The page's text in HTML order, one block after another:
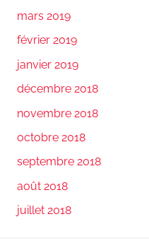
mars 2019
février 2019
janvier 2019
décembre 2018
novembre 2018
octobre 2018
septembre 2018
août 2018
juillet 2018